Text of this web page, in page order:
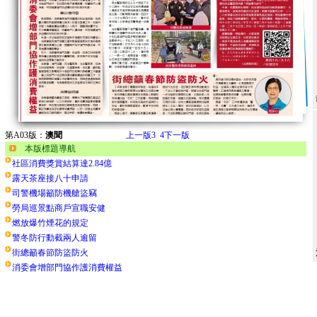
第A03版： 澳聞 上一版3 4下一版
本版標題導航
社區消費獎賞結算達2.84億
露天茶座接八十申請
司警機場籲防機艙盜竊
勞局巡景點商戶宣職安健
燃放爆竹煙花的規定
警冬防行動截兩人逾留
街總籲春節防盜防火
消委會增部門協作護消費權益